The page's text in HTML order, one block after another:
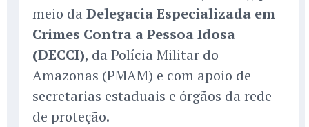
meio da Delegacia Especializada em
Crimes Contra a Pessoa Idosa
(DECCI), da Polícia Militar do
Amazonas (PMAM) e com apoio de
secretarias estaduais e órgãos da rede
de proteção.